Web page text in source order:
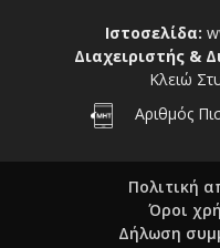
Ιστοσελίδα:
Διαχειριστής &
Κλειώ
Αριθμός
Πολιτική
Όροι
Δήλωση